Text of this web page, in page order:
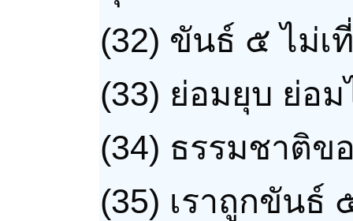
(32) ขันธ์ ๕ ไม่เ
(33) ย่อมยุบ ย่อ
(34) ธรรมชาติ
(35) เราถูกขันธ์